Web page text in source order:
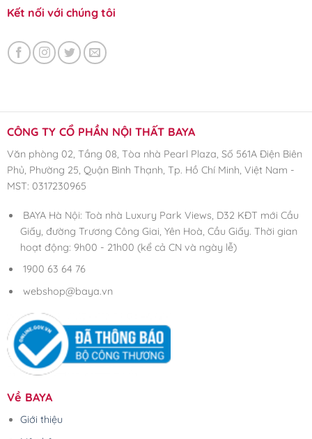
Kết nối với chúng tôi
CÔNG TY CỔ PHẦN NỘI THẤT BAYA
Văn phòng 02, Tầng 08, Tòa nhà Pearl Plaza, Số 561A Điện Biên
Phủ, Phường 25, Quận Bình Thạnh, Tp. Hồ Chí Minh, Việt Nam -
MST: 0317230965
BAYA Hà Nội: Toà nhà Luxury Park Views, D32 KĐT mới Cầu
Giấy, đường Trương Công Giai, Yên Hoà, Cầu Giấy. Thời gian
hoạt động: 9h00 - 21h00 (kể cả CN và ngày lễ)
1900 63 64 76
webshop@baya.vn
Về BAYA
Giới thiệu